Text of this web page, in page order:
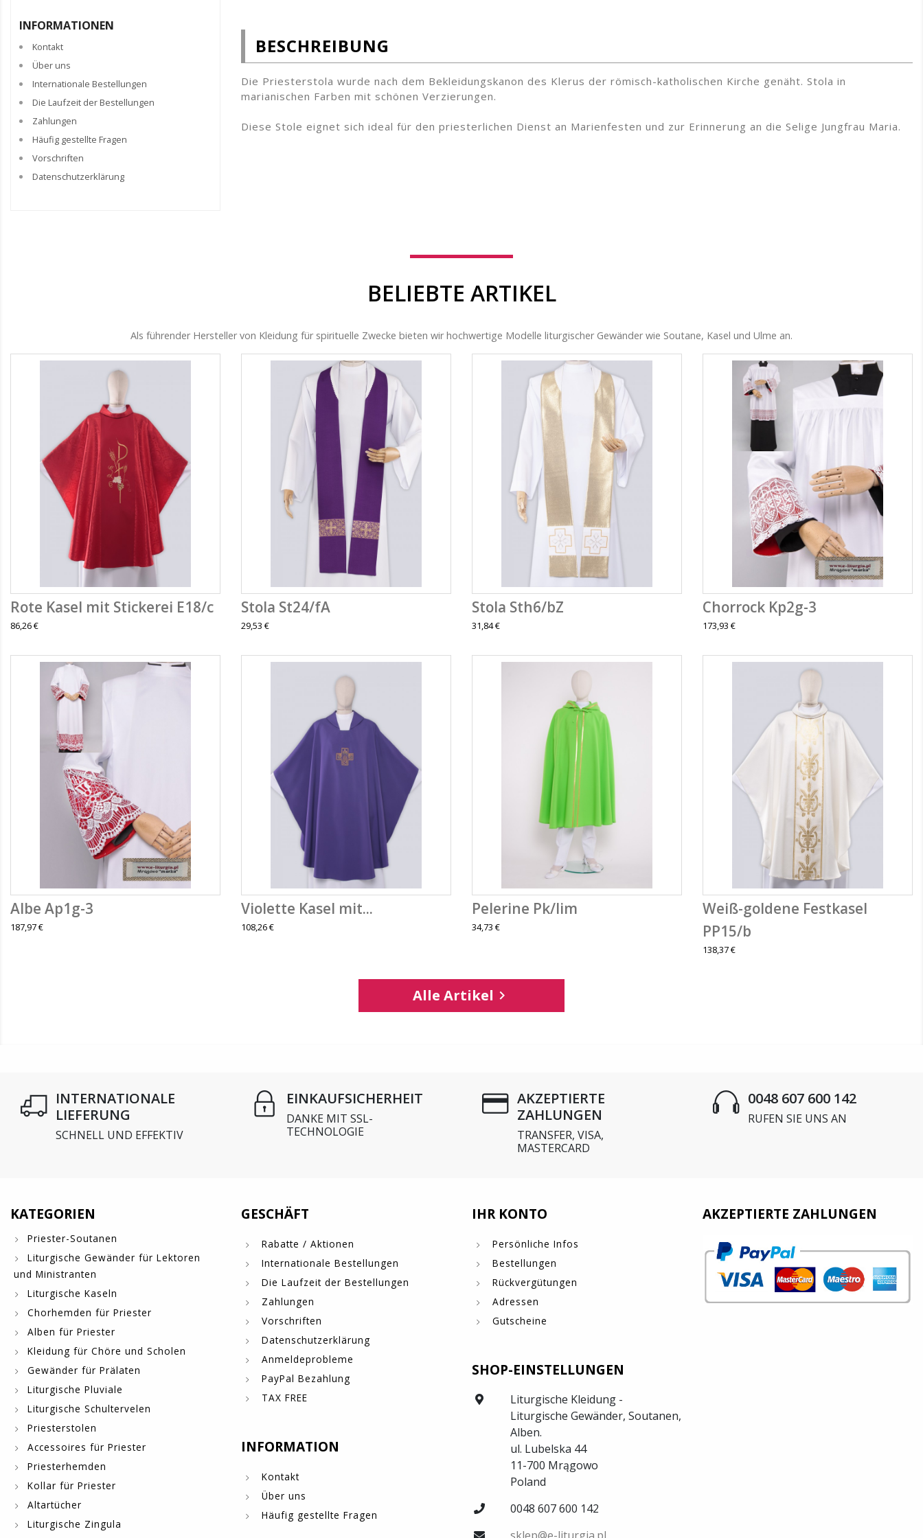
INFORMATIONEN
Kontakt
Über uns
Internationale Bestellungen
Die Laufzeit der Bestellungen
Zahlungen
Häufig gestellte Fragen
Vorschriften
Datenschutzerklärung
BESCHREIBUNG
Die Priesterstola wurde nach dem Bekleidungskanon des Klerus der römisch-katholischen Kirche genäht. Stola in
marianischen Farben mit schönen Verzierungen.
Diese Stole eignet sich ideal für den priesterlichen Dienst an Marienfesten und zur Erinnerung an die Selige Jungfrau Maria.
BELIEBTE ARTIKEL
Als führender Hersteller von Kleidung für spirituelle Zwecke bieten wir hochwertige Modelle liturgischer Gewänder wie Soutane, Kasel und Ulme an.
Rote Kasel mit Stickerei E18/c
86,26 €
Stola St24/fA
29,53 €
Stola Sth6/bZ
31,84 €
Chorrock Kp2g-3
173,93 €
Albe Ap1g-3
187,97 €
Violette Kasel mit...
108,26 €
Pelerine Pk/lim
34,73 €
Weiß-goldene Festkasel
PP15/b
138,37 €
Alle Artikel 
INTERNATIONALE
LIEFERUNG
SCHNELL UND EFFEKTIV
EINKAUFSICHERHEIT
DANKE MIT SSL-
TECHNOLOGIE
AKZEPTIERTE
ZAHLUNGEN
TRANSFER, VISA,
MASTERCARD
0048 607 600 142
RUFEN SIE UNS AN
KATEGORIEN
Priester-Soutanen
Liturgische Gewänder für Lektoren
und Ministranten
Liturgische Kaseln
Chorhemden für Priester
Alben für Priester
Kleidung für Chöre und Scholen
Gewänder für Prälaten
Liturgische Pluviale
Liturgische Schultervelen
Priesterstolen
Accessoires für Priester
Priesterhemden
Kollar für Priester
Altartücher
Liturgische Zingula
GESCHÄFT
Rabatte / Aktionen
Internationale Bestellungen
Die Laufzeit der Bestellungen
Zahlungen
Vorschriften
Datenschutzerklärung
Anmeldeprobleme
PayPal Bezahlung
TAX FREE
INFORMATION
Kontakt
Über uns
Häufig gestellte Fragen
IHR KONTO
Persönliche Infos
Bestellungen
Rückvergütungen
Adressen
Gutscheine
SHOP-EINSTELLUNGEN
Liturgische Kleidung -
Liturgische Gewänder, Soutanen,
Alben.
ul. Lubelska 44
11-700 Mrągowo
Poland
0048 607 600 142
AKZEPTIERTE ZAHLUNGEN